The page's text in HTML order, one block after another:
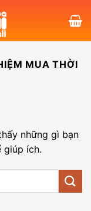
MUA THỜI
những gì bạn
giúp ích.